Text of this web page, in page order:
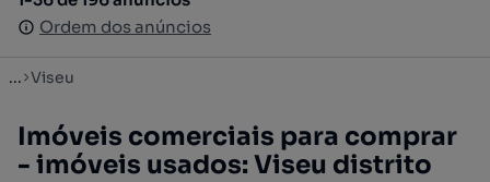
Ordem dos anúncios
Ordem dos anúncios
... Viseu
Imóveis comerciais para comprar
- imóveis usados: Viseu distrito